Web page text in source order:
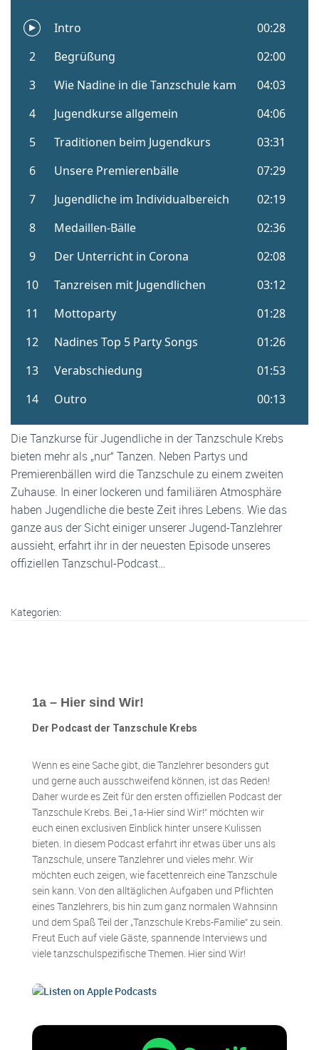
Die Tanzkurse für Jugendliche in der Tanzschule Krebs
bieten mehr als „nur“ Tanzen. Neben Partys und
Premierenbällen wird die Tanzschule zu einem zweiten
Zuhause. In einer lockeren und familiären Atmosphäre
haben Jugendliche die beste Zeit ihres Lebens. Wie das
ganze aus der Sicht einiger unserer Jugend-Tanzlehrer
aussieht, erfahrt ihr in der neuesten Episode unseres
offiziellen Tanzschul-Podcast…
Kategorien:
1a – Hier sind Wir!
Der Podcast der Tanzschule Krebs
Wenn es eine Sache gibt, die Tanzlehrer besonders gut
und gerne auch ausschweifend können, ist das Reden!
Daher wurde es Zeit für den ersten offiziellen Podcast der
Tanzschule Krebs. Bei „1a-Hier sind Wir!“ möchten wir
euch einen exclusiven Einblick hinter unsere Kulissen
bieten. In diesem Podcast erfahrt ihr etwas über uns als
Tanzschule, unsere Tanzlehrer und vieles mehr. Wir
möchten euch zeigen, wie facettenreich eine Tanzschule
sein kann. Von den alltäglichen Aufgaben und Pflichten
eines Tanzlehrers, bis hin zum ganz normalen Wahnsinn
und dem Spaß Teil der „Tanzschule Krebs-Familie“ zu sein.
Freut Euch auf viele Gäste, spannende Interviews und
viele tanzschulspezifische Themen. Hier sind Wir!